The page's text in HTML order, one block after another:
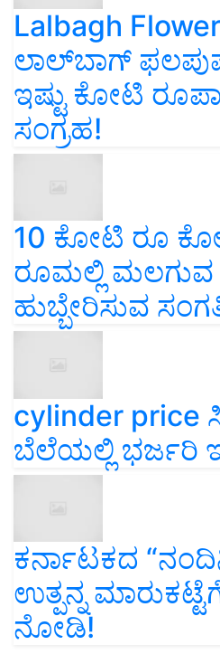
Lalbagh
ಲಾಲ್‌ಬಾಗ್
ಇಷ್ಟು ಕೋಟಿ
ಸಂಗ್ರಹ!
10 ಕೋಟಿ ರೂ
ರೂಮಲ್ಲಿ
ಹುಬ್ಬೇರಿಸುವ
cylinder price
ಬೆಲೆಯಲ್ಲಿ ಭರ್ಜರಿ
ಕರ್ನಾಟಕದ
ಉತ್ಪನ್ನ
ನೋಡಿ!